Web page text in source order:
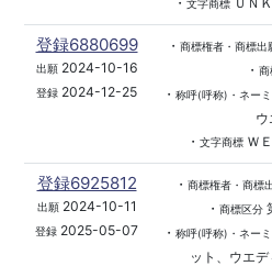
文字商標
登録6880699
出願2024-10-16
登録 2024-12-25
・ 商標権者・商標出
・ 商
・ 称呼(呼称)・ネー
・ 文字商標Ｗ
登録6925812
出願2024-10-11
登録 2025-05-07
・ 商標権者・商標
・ 商標区分
・ 称呼(呼称)・ネー
ット、ウエ